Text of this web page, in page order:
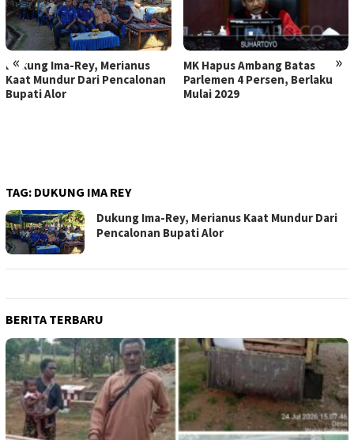
« »
Dukung Ima-Rey, Merianus
Kaat Mundur Dari Pencalonan
Bupati Alor
MK Hapus Ambang Batas
Parlemen 4 Persen, Berlaku
Mulai 2029
TAG: DUKUNG IMA REY
Dukung Ima-Rey, Merianus Kaat Mundur Dari
Pencalonan Bupati Alor
BERITA TERBARU